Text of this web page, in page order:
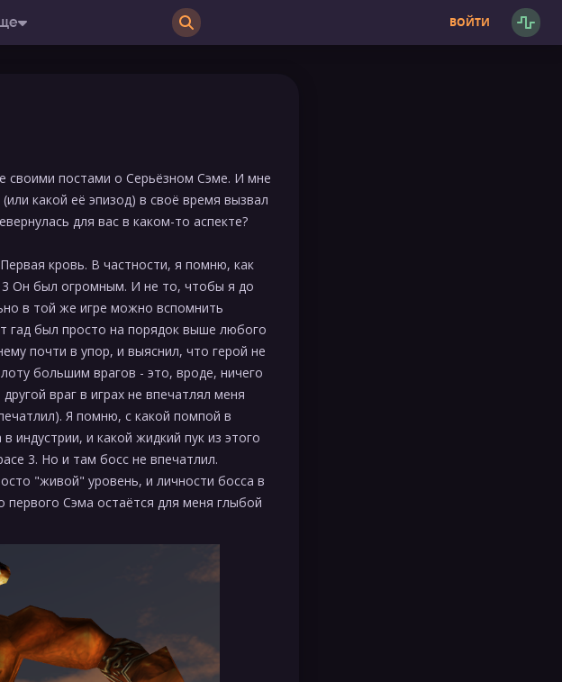
ВОЙТИ
своими постами о Серьёзном Сэме. И мне
какой её эпизод) в своё время вызвал
для вас в каком-то аспекте?
кровь. В частности, я помню, как
3 Он был огромным. И не то, чтобы я до
в той же игре можно вспомнить
гад был просто на порядок выше любого
почти в упор, и выяснил, что герой не
большим врагов - это, вроде, ничего
враг в играх не впечатлял меня
Я помню, с какой помпой в
индустрии, и какой жидкий пук из этого
3. Но и там босс не впечатлил.
"живой" уровень, и личности босса в
Сэма остаётся для меня глыбой